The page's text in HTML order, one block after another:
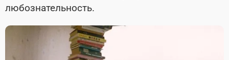
любознательность.